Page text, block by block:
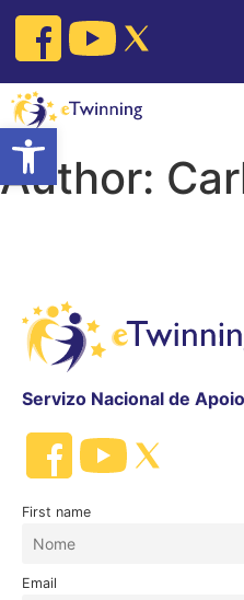
Open toolbar
Skip
content
Author:
Servizo Nacional de
First name
Email